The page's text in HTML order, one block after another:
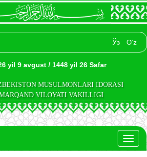
Ўз O‘z
yil 9 avgust / 1448 yil 26 Safar
MUSULMONLARI IDORASI
VILOYATI VAKILLIGI